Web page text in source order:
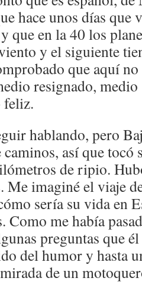
hace unos días que
que en la 40 los
y el siguiente
que aquí
resignado,
feliz.
hablando, pero
así que tocó
de ripio.
Me imaginé el viaje
sería su vida en
Como me había
preguntas que
del humor y hasta
de un